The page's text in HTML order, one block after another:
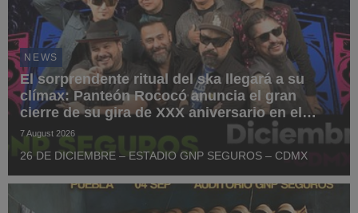
NEWS
El sorprendente ritual del ska llegará a su
clímax: Panteón Rococó anuncia el gran
cierre de su gira de XXX aniversario en el
Estadio GNP Seguros
7 August 2026
26 DE DICIEMBRE – ESTADIO GNP SEGUROS – CDMX